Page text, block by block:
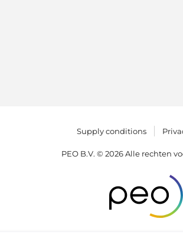
Supply conditions
PEO B.V. © 2026 Alle rechten